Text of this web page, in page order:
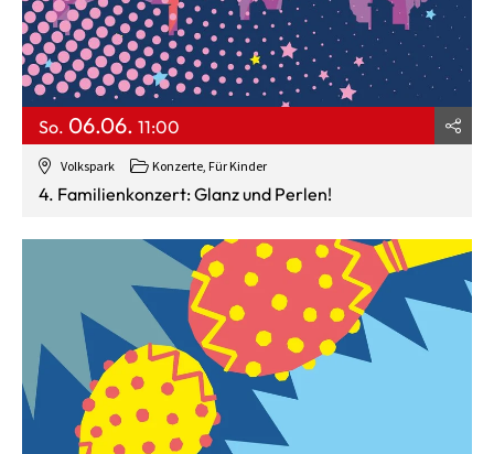
Volkspark Konzerte Für Kinder
So. 06.06. 11:00
4. Familienkonzert: Glanz und Perlen!